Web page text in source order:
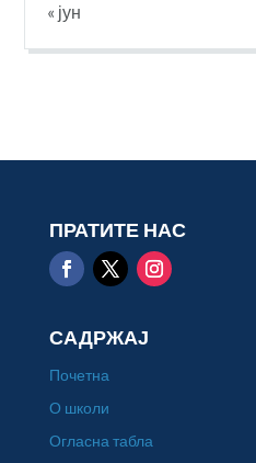
« јун
ПРАТИТЕ НАС
САДРЖАЈ
Почетна
О школи
Огласна табла